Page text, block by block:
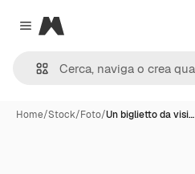
Close menu
Magnific
Home/Stock/Foto/Un biglietto da visi…